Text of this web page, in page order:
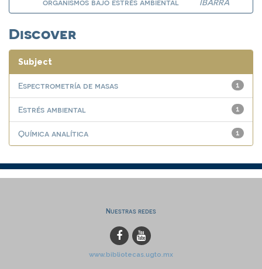
organismos bajo estrés ambiental
IBARRA
Discover
Subject
1
Espectrometría de masas
1
Estrés ambiental
1
Química analítica
Nuestras redes
www.bibliotecas.ugto.mx